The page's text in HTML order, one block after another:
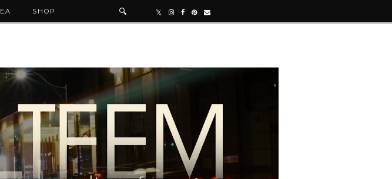
SHOP